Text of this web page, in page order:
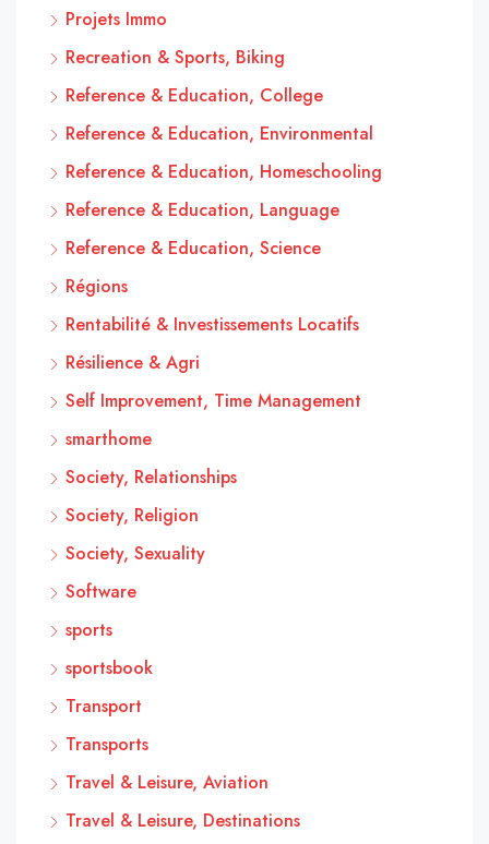
Projets Immo
Recreation & Sports, Biking
Reference & Education, College
Reference & Education, Environmental
Reference & Education, Homeschooling
Reference & Education, Language
Reference & Education, Science
Régions
Rentabilité & Investissements Locatifs
Résilience & Agri
Self Improvement, Time Management
smarthome
Society, Relationships
Society, Religion
Society, Sexuality
Software
sports
sportsbook
Transport
Transports
Travel & Leisure, Aviation
Travel & Leisure, Destinations